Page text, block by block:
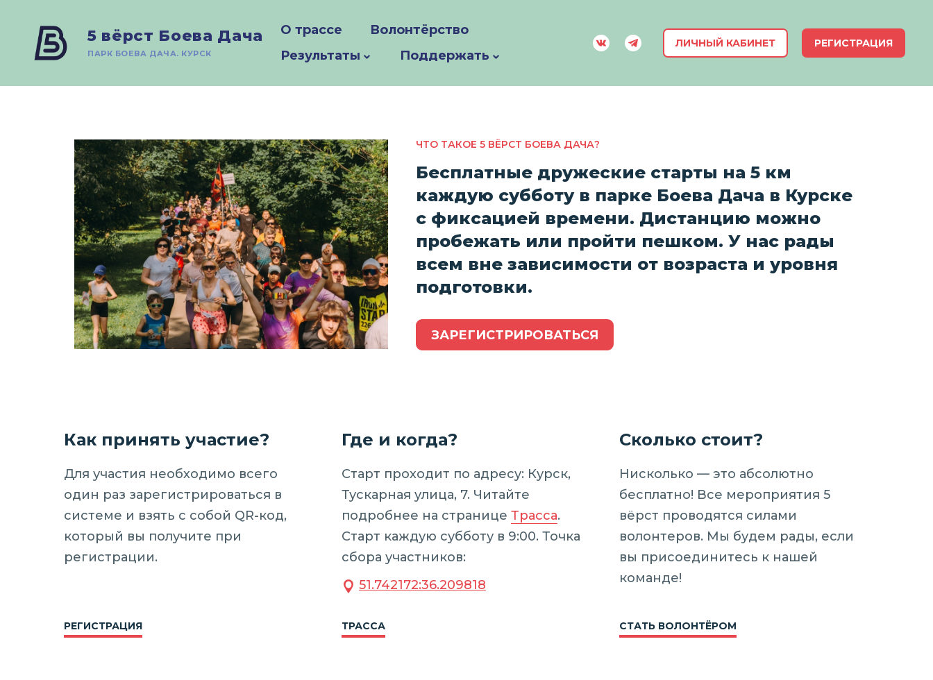
5 вёрст Боева Дача
ПАРК БОЕВА ДАЧА. КУРСК
О трассе
Волонтёрство
Результаты
Поддержать
ЛИЧНЫЙ КАБИНЕТ РЕГИСТРАЦИЯ
ЧТО ТАКОЕ 5 ВЁРСТ БОЕВА ДАЧА?
Бесплатные дружеские старты на 5 км
каждую субботу в парке Боева Дача в Курске
с фиксацией времени. Дистанцию можно
пробежать или пройти пешком. У нас рады
всем вне зависимости от возраста и уровня
подготовки.
ЗАРЕГИСТРИРОВАТЬСЯ
Как принять участие?
Для участия необходимо всего
один раз зарегистрироваться в
системе и взять с собой QR-код,
который вы получите при
регистрации.
РЕГИСТРАЦИЯ
Где и когда?
Старт проходит по адресу: Курск,
Тускарная улица, 7. Читайте
подробнее на странице Трасса.
Старт каждую субботу в 9:00. Точка
сбора участников:
51.742172:36.209818
ТРАССА
Сколько стоит?
Нисколько — это абсолютно
бесплатно! Все мероприятия 5
вёрст проводятся силами
волонтеров. Мы будем рады, если
вы присоединитесь к нашей
команде!
СТАТЬ ВОЛОНТЁРОМ